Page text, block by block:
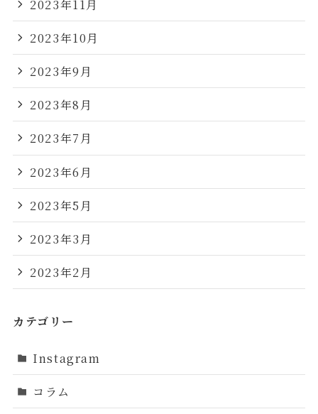
2023年11月
2023年10月
2023年9月
2023年8月
2023年7月
2023年6月
2023年5月
2023年3月
2023年2月
カテゴリー
Instagram
コラム